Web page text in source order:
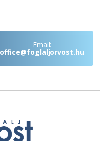
Email:
office@foglaljorvost.hu